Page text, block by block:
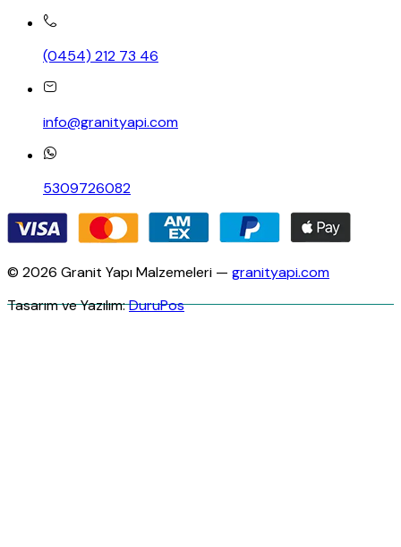
(0454) 212 73 46
info@granityapi.com
5309726082
© 2026 Granit Yapı Malzemeleri — granityapi.com
Tasarım ve Yazılım:DuruPos